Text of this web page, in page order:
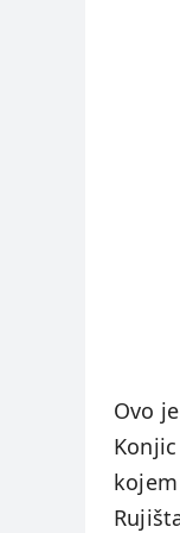
Ovo